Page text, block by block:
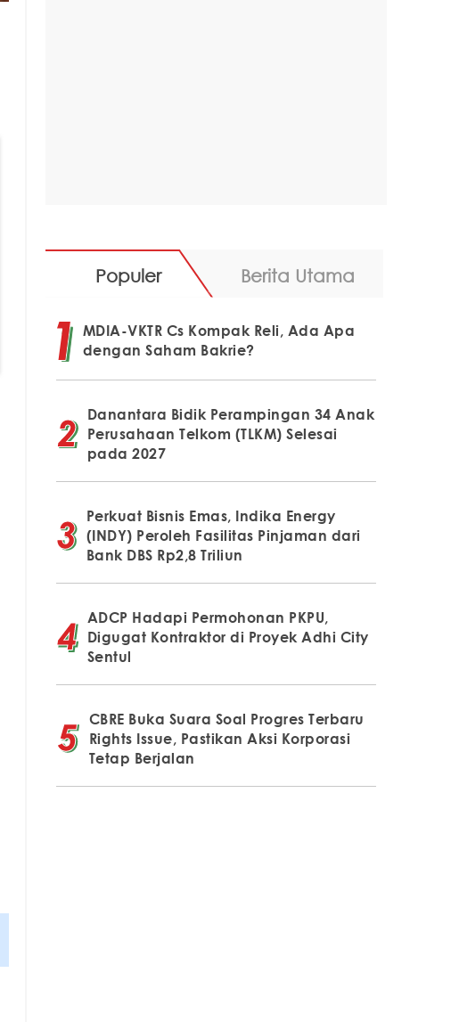
Populer Berita Utama
MDIA-VKTR Cs Kompak Reli, Ada Apa
dengan Saham Bakrie?
Danantara Bidik Perampingan 34 Anak
Perusahaan Telkom (TLKM) Selesai
pada 2027
Perkuat Bisnis Emas, Indika Energy
(INDY) Peroleh Fasilitas Pinjaman dari
Bank DBS Rp2,8 Triliun
ADCP Hadapi Permohonan PKPU,
Digugat Kontraktor di Proyek Adhi City
Sentul
CBRE Buka Suara Soal Progres Terbaru
Rights Issue, Pastikan Aksi Korporasi
Tetap Berjalan